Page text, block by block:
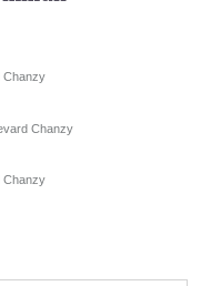
Chanzy
Chanzy
Chanzy